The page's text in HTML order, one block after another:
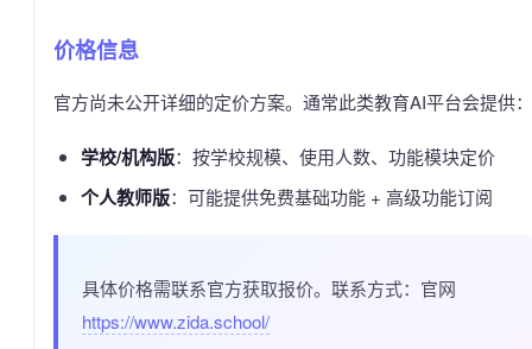
价格信息
官方尚未公开详细的定价方案。通常此类教育AI平台会提供：
学校/机构版：按学校规模、使用人数、功能模块定价
个人教师版：可能提供免费基础功能 + 高级功能订阅
具体价格需联系官方获取报价。联系方式：官网
https://www.zida.school/